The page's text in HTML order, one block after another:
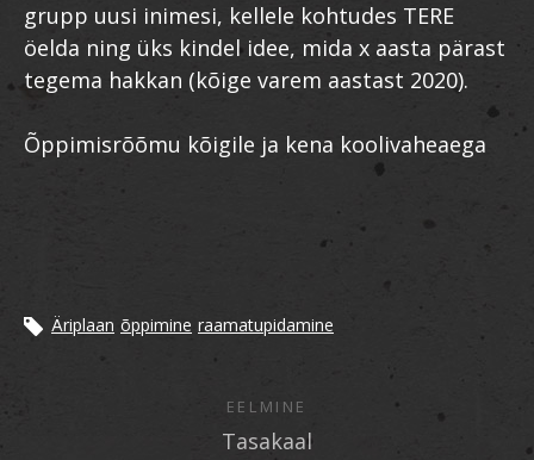
grupp uusi inimesi, kellele kohtudes TERE
öelda ning üks kindel idee, mida x aasta pärast
tegema hakkan (kõige varem aastast 2020).
Õppimisrõõmu kõigile ja kena koolivaheaega
Äriplaan õppimine raamatupidamine
EELMINE
Tasakaal